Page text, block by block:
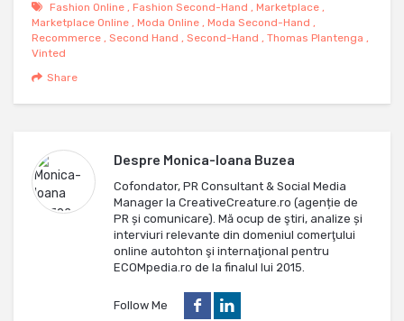
Fashion Online , Fashion Second-Hand , Marketplace ,
Marketplace Online , Moda Online , Moda Second-Hand ,
Recommerce , Second Hand , Second-Hand , Thomas Plantenga ,
Vinted
Share
Despre Monica-Ioana Buzea
Cofondator, PR Consultant & Social Media
Manager la CreativeCreature.ro (agenție de
PR și comunicare). Mă ocup de ştiri, analize și
interviuri relevante din domeniul comerţului
online autohton şi internaţional pentru
ECOMpedia.ro de la finalul lui 2015.
Follow Me